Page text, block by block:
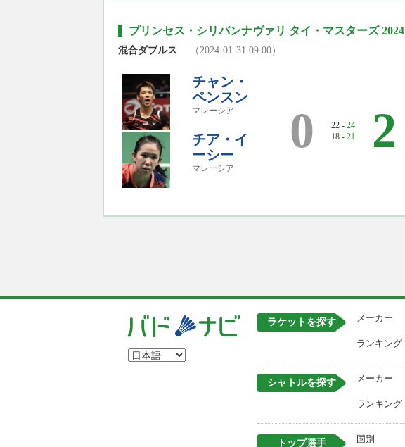
プリンセス・シリバンナヴァリ タイ・マスターズ 2024
混合ダブルス （2024-01-31 09:00）
チャン・
ペンスン
マレーシア
チア・イ
ーシー
マレーシア
0 22 - 24
18 - 21 2
ラケットを探す メーカー
ランキング
シャトルを探す メーカー
ランキング
トップ選手 国別